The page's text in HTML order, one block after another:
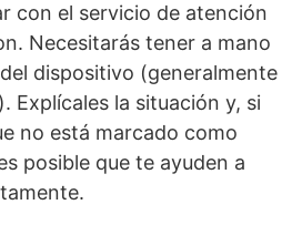
con el servicio de atención
Necesitarás tener a mano
dispositivo (generalmente
Explícales la situación y, si
no está marcado como
posible que te ayuden a